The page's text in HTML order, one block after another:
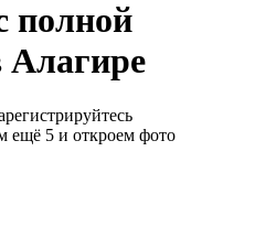
полной
Алагире
ещё 5 и откроем фото